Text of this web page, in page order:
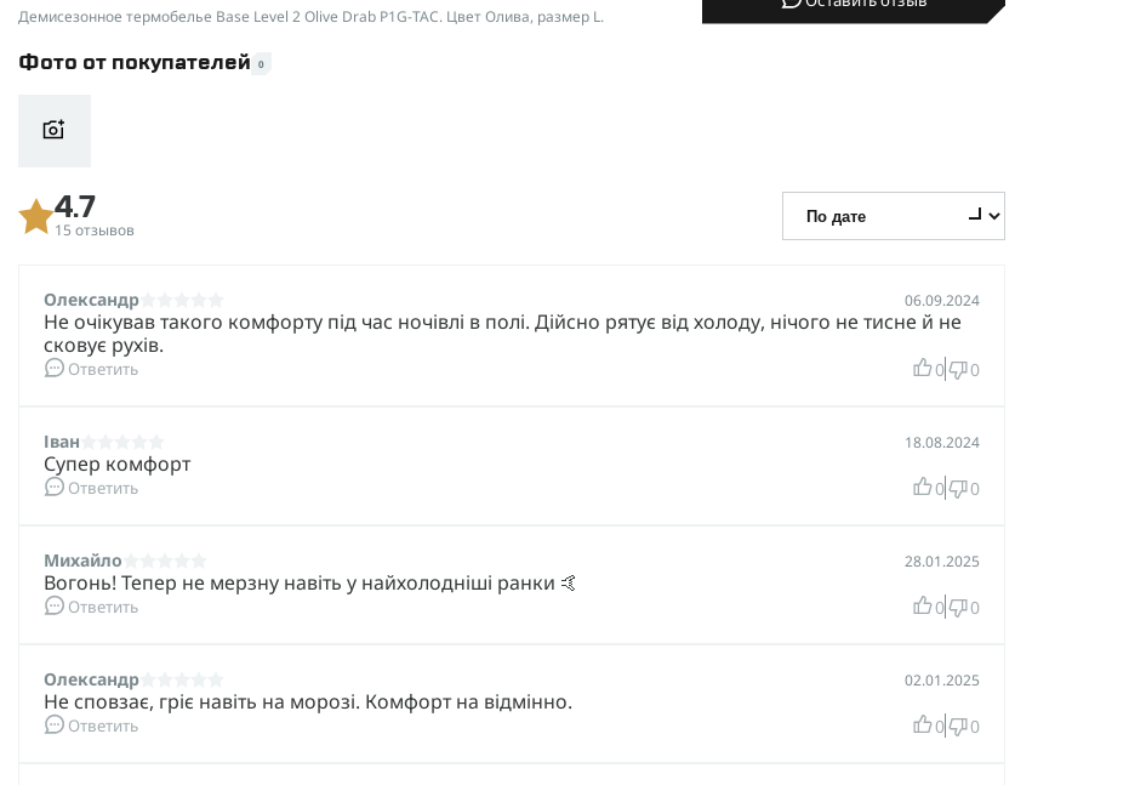
Демисезонное термобелье Base Level 2 Olive Drab P1G-TAC. Цвет Олива, размер L.
Фото от покупателей 0
4.7
15 отзывов
Олександр 06.09.2024
Не очікував такого комфорту під час ночівлі в полі. Дійсно рятує від холоду, нічого не тисне й не
сковує рухів.
Ответить 0 0
Іван 18.08.2024
Супер комфорт
Ответить 0 0
Михайло 28.01.2025
Вогонь! Тепер не мерзну навіть у найхолодніші ранки 🤙
Ответить 0 0
Олександр 02.01.2025
Не сповзає, гріє навіть на морозі. Комфорт на відмінно.
Ответить 0 0